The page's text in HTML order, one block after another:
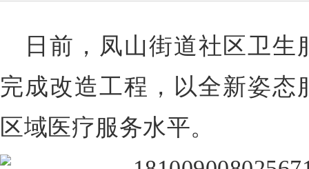
日前，凤山街道社区卫
完成改造工程，以全新姿态
区域医疗服务水平。